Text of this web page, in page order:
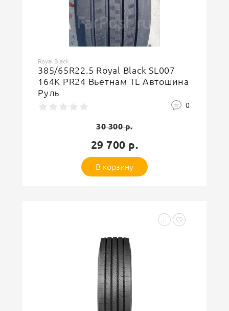
Royal Black
385/65R22.5 Royal Black SL007
164K PR24 Вьетнам TL Автошина
Руль
0
30 300 р.
29 700 р.
В корзину